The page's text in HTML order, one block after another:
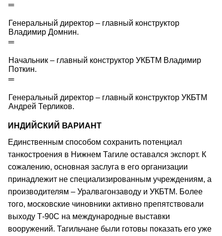
═
Генеральный директор – главный конструктор
Владимир Домнин.
═
Начальник – главный конструктор УКБТМ Владимир
Поткин.
═
Генеральный директор – главный конструктор УКБТМ
Андрей Терликов.
ИНДИЙСКИЙ ВАРИАНТ
Единственным способом сохранить потенциал
танкостроения в Нижнем Тагиле оставался экспорт. К
сожалению, основная заслуга в его организации
принадлежит не специализированным учреждениям, а
производителям – Уралвагонзаводу и УКБТМ. Более
того, московские чиновники активно препятствовали
выходу Т-90С на международные выставки
вооружений. Тагильчане были готовы показать его уже